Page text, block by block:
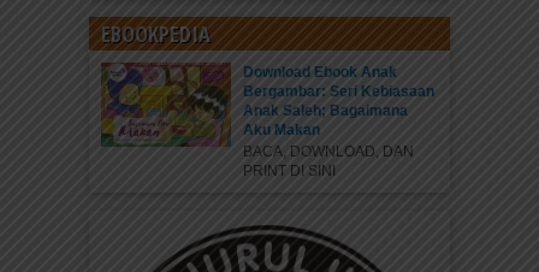
EBOOKPEDIA
Download Ebook Anak
Bergambar: Seri Kebiasaan
Anak Saleh; Bagaimana
Aku Makan
BACA, DOWNLOAD, DAN
PRINT DI SINI